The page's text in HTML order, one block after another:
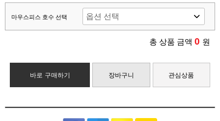
마우스피스 호수 선택
총 상품 금액 0 원
바로 구매하기 장바구니 관심상품